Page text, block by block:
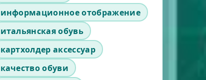
информационное отображение
итальянская обувь
картхолдер аксессуар
качество обуви